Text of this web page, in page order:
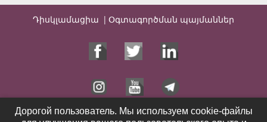
Դիսկլամացիա | Օգտագործման պայմաններ
Дорогой пользователь. Мы используем cookie-файлы
Дорогой пользователь. Мы используем cookie-файлы